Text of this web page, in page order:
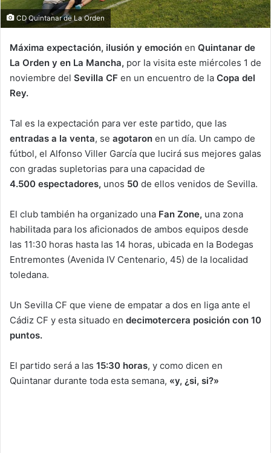
CD Quintanar de La Orden
Máxima expectación, ilusión y emoción en Quintanar de
La Orden y en La Mancha, por la visita este miércoles 1 de
noviembre del Sevilla CF en un encuentro de la Copa del
Rey.
Tal es la expectación para ver este partido, que las
entradas a la venta, se agotaron en un día. Un campo de
fútbol, el Alfonso Viller García que lucirá sus mejores galas
con gradas supletorias para una capacidad de
4.500 espectadores, unos 50 de ellos venidos de Sevilla.
El club también ha organizado una Fan Zone, una zona
habilitada para los aficionados de ambos equipos desde
las 11:30 horas hasta las 14 horas, ubicada en la Bodegas
Entremontes (Avenida IV Centenario, 45) de la localidad
toledana.
Un Sevilla CF que viene de empatar a dos en liga ante el
Cádiz CF y esta situado en decimotercera posición con 10
puntos.
El partido será a las 15:30 horas, y como dicen en
Quintanar durante toda esta semana, «y, ¿si, si?»